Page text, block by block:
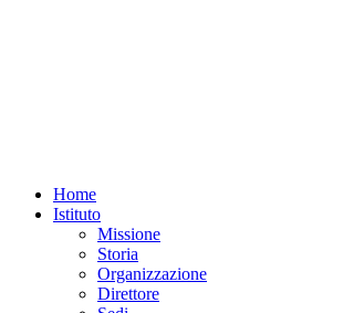
Home
Istituto
Missione
Storia
Organizzazione
Direttore